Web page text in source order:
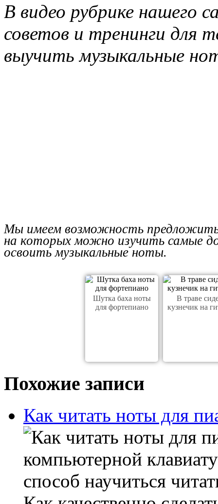
В видео рубрике нашего
советов и тренинги для
выучить музыкальные
Мы имеем возможность предложить
на которых можно изучить самые
освоить музыкальные ноты.
Шутка баха ноты
для фортепиано
В траве
кузнечик на
Похожие записи
Как читать ноты для
компьютерной
способ научиться